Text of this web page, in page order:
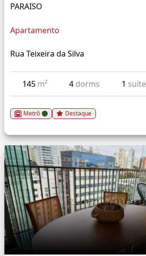
PARAISO
Apartamento
Rua Teixeira da Silva
145 m² 4 dorms 1 suíte
Metrô Destaque